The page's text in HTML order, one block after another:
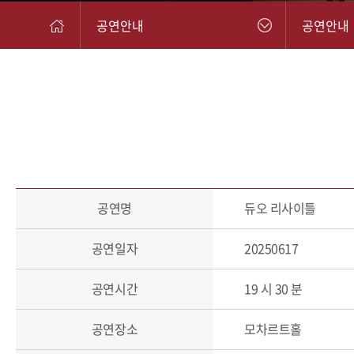
공연안내 공연안내
공연명 듀오 리사이틀
공연일자 20250617
공연시간 19 시 30 분
공연장소 모차르트홀